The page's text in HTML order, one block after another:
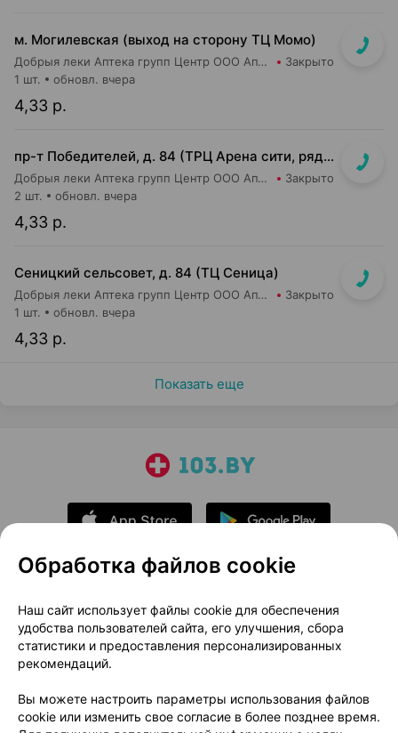
м. Могилевская (выход на сторону ТЦ Момо)
Добрыя леки Аптека групп Центр ООО Аптека №8 Закрыто
4,33 р.
1 шт. обновл. вчера
пр-т Победителей, д. 84 (ТРЦ Арена сити, рядом с кассами м-на Green)
Добрыя леки Аптека групп Центр ООО Аптека №72 Закрыто
4,33 р.
2 шт. обновл. вчера
Сеницкий сельсовет, д. 84 (ТЦ Сеница)
Добрыя леки Аптека групп Центр ООО Аптека №111 Закрыто
4,33 р.
1 шт. обновл. вчера
Показать еще
О проекте
Новости проекта
Размещение рекламы
Медицинский маркетинг
Публичный договор
Доставка
Способы оплаты
Вакансии
Партнеры
Обработка файлов cookie
Наш сайт использует файлы cookie для обеспечения
удобства пользователей сайта, его улучшения, сбора
статистики и предоставления персонализированных
рекомендаций.
Вы можете настроить параметры использования файлов
cookie или изменить свое согласие в более позднее время.